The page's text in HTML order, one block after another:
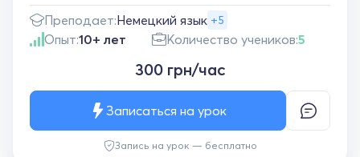
Преподает:Немецкий язык +5
Опыт:10+ лет Количество учеников:5
300 грн/час
Запись на урок — бесплатно
Записаться на урок